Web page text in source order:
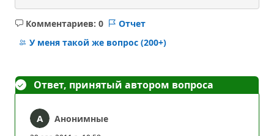
Комментариев: 0
Без
комментариев
Отчет
У меня такой же вопрос (200+)
Ответ, принятый автором вопроса
Анонимные